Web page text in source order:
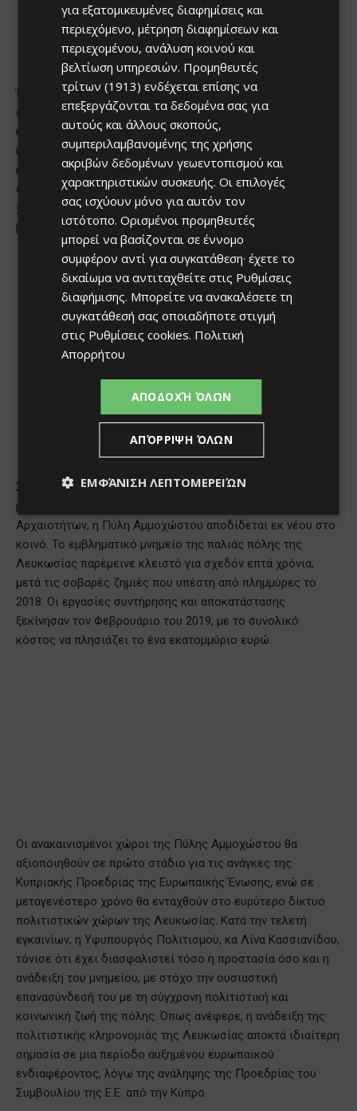
για εξατομικευμένες διαφημίσεις και
περιεχόμενο, μέτρηση διαφημίσεων και
περιεχομένου, ανάλυση κοινού και
βελτίωση υπηρεσιών. Προμηθευτές
τρίτων (1913) ενδέχεται επίσης να
επεξεργάζονται τα δεδομένα σας για
αυτούς και άλλους σκοπούς,
συμπεριλαμβανομένης της χρήσης
ακριβών δεδομένων γεωεντοπισμού και
χαρακτηριστικών συσκευής. Οι επιλογές
σας ισχύουν μόνο για αυτόν τον
ιστότοπο. Ορισμένοι προμηθευτές
μπορεί να βασίζονται σε έννομο
συμφέρον αντί για συγκατάθεση· έχετε το
δικαίωμα να αντιταχθείτε στις Ρυθμίσεις
διαφήμισης. Μπορείτε να ανακαλέσετε τη
συγκατάθεσή σας οποιαδήποτε στιγμή
στις Ρυθμίσεις cookies. Πολιτική
Απορρήτου
ΑΠΟΔΟΧΉ ΌΛΩΝ
ΑΠΌΡΡΙΨΗ ΌΛΩΝ
ΕΜΦΆΝΙΣΗ ΛΕΠΤΟΜΕΡΕΙΏΝ